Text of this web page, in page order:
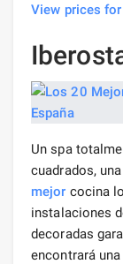
View prices
Un spa
cuadrados,
mejor cocina
instalaciones
decoradas
encontrará